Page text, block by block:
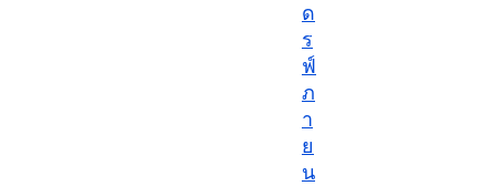
ด
ร
ฟ์
ภ
า
ย
น